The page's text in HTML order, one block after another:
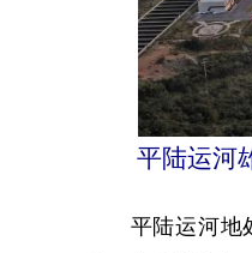
平陆运河
平陆运河地处